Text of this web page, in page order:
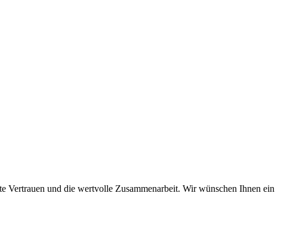
und die wertvolle Zusammenarbeit. Wir wünschen Ihnen ein